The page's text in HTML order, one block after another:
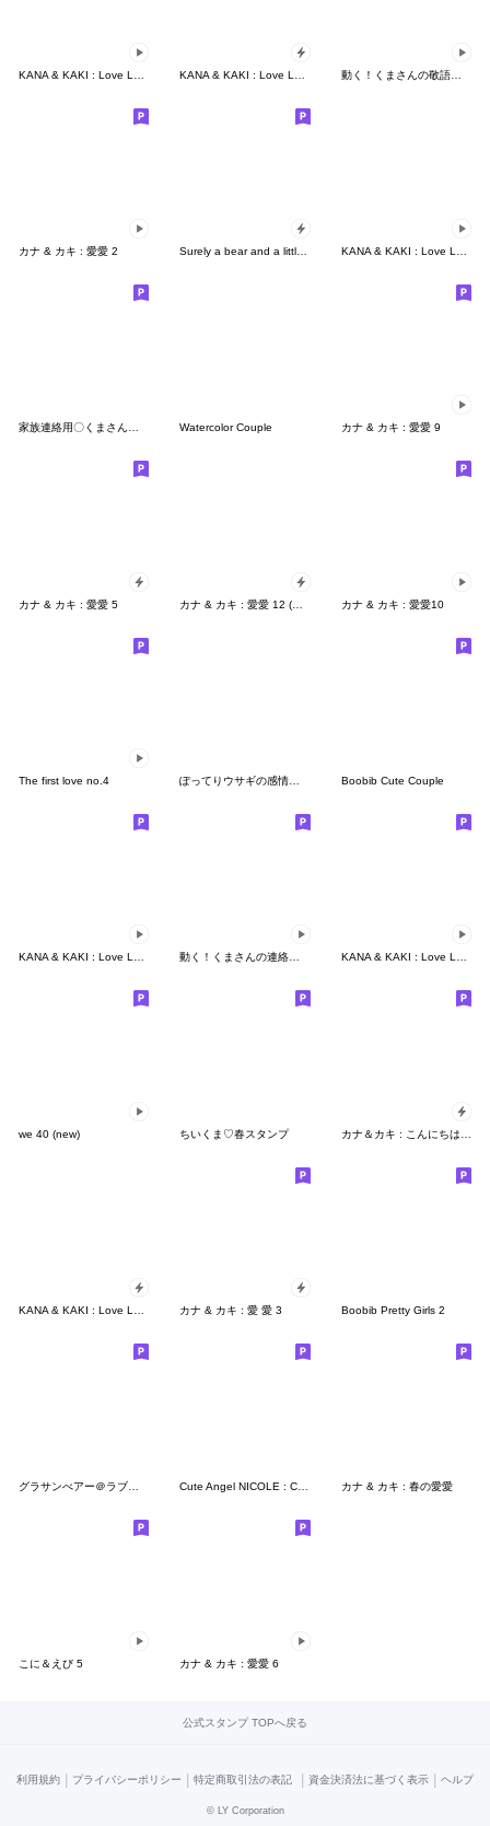
動く！くまさんの敬語スタンプ
カナ & カキ : 愛愛 2
家族連絡用〇くまさんのスタンプ３ Watercolor Couple カナ & カキ : 愛愛 9
カナ & カキ : 愛愛 5 カナ & カキ : 愛愛10
The first love no.4 Boobib Cute Couple
KANA & KAKI : Love Love 2 - EN 動く！くまさんの連絡スタンプ KANA & KAKI : Love Love 10
we 40 (new) ちいくま♡春スタンプ
カナ & カキ : 愛 愛 3 Boobib Pretty Girls 2
グラサンべアー＠ラブラブBスタンプ Cute Angel NICOLE : Cute Big Words カナ & カキ : 春の愛愛
こに＆えび 5 カナ & カキ : 愛愛 6
公式スタンプ TOPへ戻る
利用規約 | プライバシーポリシー | 特定商取引法の表記 | 資金決済法に基づく表示 | ヘルプ
© LY Corporation